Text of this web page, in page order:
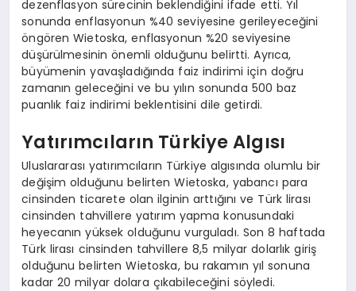
dezenflasyon sürecinin beklendiğini ifade etti. Yıl
sonunda enflasyonun %40 seviyesine gerileyeceğini
öngören Wietoska, enflasyonun %20 seviyesine
düşürülmesinin önemli olduğunu belirtti. Ayrıca,
büyümenin yavaşladığında faiz indirimi için doğru
zamanın geleceğini ve bu yılın sonunda 500 baz
puanlık faiz indirimi beklentisini dile getirdi.
Yatırımcıların Türkiye Algısı
Uluslararası yatırımcıların Türkiye algısında olumlu bir
değişim olduğunu belirten Wietoska, yabancı para
cinsinden ticarete olan ilginin arttığını ve Türk lirası
cinsinden tahvillere yatırım yapma konusundaki
heyecanın yüksek olduğunu vurguladı. Son 8 haftada
Türk lirası cinsinden tahvillere 8,5 milyar dolarlık giriş
olduğunu belirten Wietoska, bu rakamın yıl sonuna
kadar 20 milyar dolara çıkabileceğini söyledi.